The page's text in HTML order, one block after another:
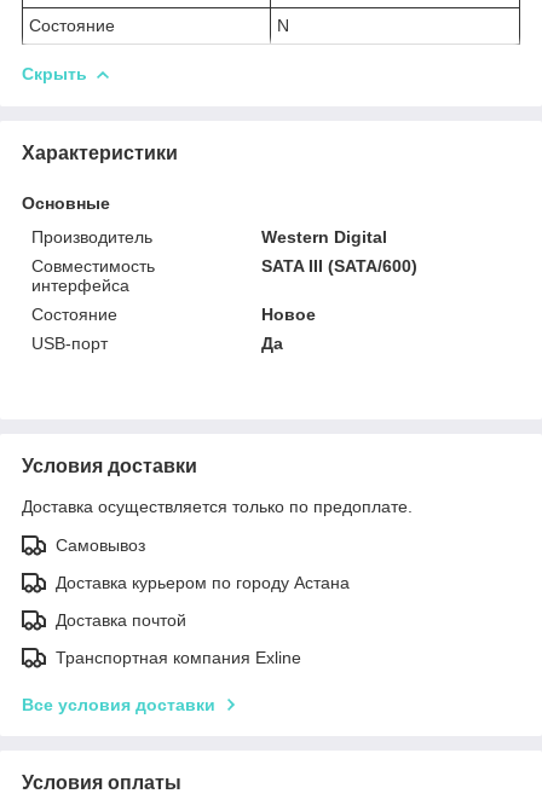
Состояние
N
Скрыть
Характеристики
Основные
Производитель
Western Digital
Совместимость
интерфейса
SATA III (SATA/600)
Состояние
Новое
USB-порт
Да
Условия доставки
Доставка осуществляется только по предоплате.
Самовывоз
Доставка курьером по городу Астана
Доставка почтой
Транспортная компания Exline
Все условия доставки
Условия оплаты